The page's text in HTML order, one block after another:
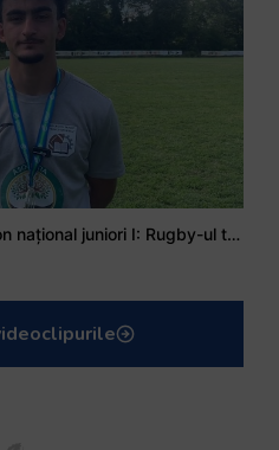
Mohamed Salhi, vicecampion național juniori I: Rugby-ul te învață să accepți și înfrângerile